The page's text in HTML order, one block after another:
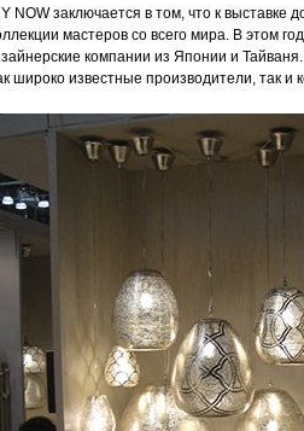
NOW заключается в том, что к выставке
мастеров со всего мира. В этом
компании из Японии и
широко известные производители, так и